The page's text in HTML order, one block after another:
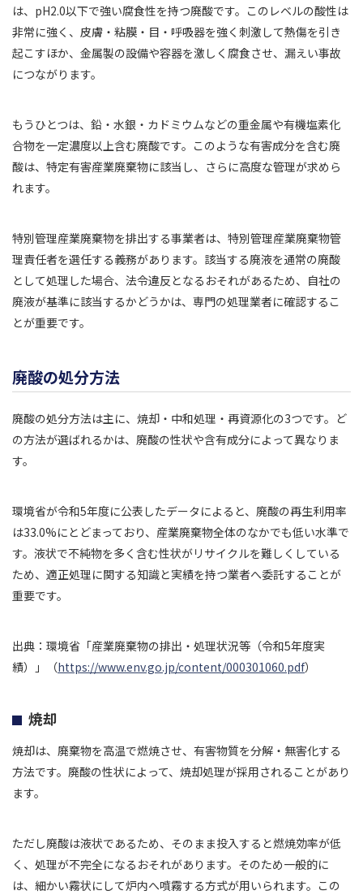
は、pH2.0以下で強い腐食性を持つ廃酸です。このレベルの酸性は
非常に強く、皮膚・粘膜・目・呼吸器を強く刺激して熱傷を引き
起こすほか、金属製の設備や容器を激しく腐食させ、漏えい事故
につながります。
もうひとつは、鉛・水銀・カドミウムなどの重金属や有機塩素化
合物を一定濃度以上含む廃酸です。このような有害成分を含む廃
酸は、特定有害産業廃棄物に該当し、さらに高度な管理が求めら
れます。
特別管理産業廃棄物を排出する事業者は、特別管理産業廃棄物管
理責任者を選任する義務があります。該当する廃液を通常の廃酸
として処理した場合、法令違反となるおそれがあるため、自社の
廃液が基準に該当するかどうかは、専門の処理業者に確認するこ
とが重要です。
廃酸の処分方法
廃酸の処分方法は主に、焼却・中和処理・再資源化の3つです。ど
の方法が選ばれるかは、廃酸の性状や含有成分によって異なりま
す。
環境省が令和5年度に公表したデータによると、廃酸の再生利用率
は33.0%にとどまっており、産業廃棄物全体のなかでも低い水準で
す。液状で不純物を多く含む性状がリサイクルを難しくしている
ため、適正処理に関する知識と実績を持つ業者へ委託することが
重要です。
出典：環境省「産業廃棄物の排出・処理状況等（令和5年度実
績）」（https://www.env.go.jp/content/000301060.pdf）
焼却
焼却は、廃棄物を高温で燃焼させ、有害物質を分解・無害化する
方法です。廃酸の性状によって、焼却処理が採用されることがあり
ます。
ただし廃酸は液状であるため、そのまま投入すると燃焼効率が低
く、処理が不完全になるおそれがあります。そのため一般的に
は、細かい霧状にして炉内へ噴霧する方式が用いられます。この